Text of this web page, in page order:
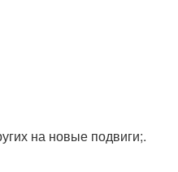
на новые подвиги;.